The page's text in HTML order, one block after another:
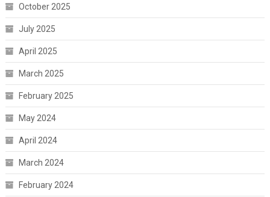
October 2025
July 2025
April 2025
March 2025
February 2025
May 2024
April 2024
March 2024
February 2024